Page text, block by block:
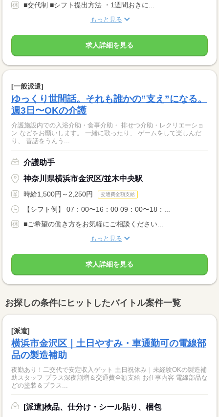
■交代制 ■シフト提出方法 ・1週間おきに...
もっと見る
求人詳細を見る
[一般派遣]
ゆっくり世間話。それも誰かの”支え”になる。
週3日〜OKの介護
介護施設内での入浴介助・食事介助・ 排せつ介助・レクリエーショ
ン などをお願いします。 一緒に歌ったり、 ゲームをして楽しんだ
り、 昔話をうんう...
介護助手
神奈川県横浜市金沢区/並木中央駅
時給1,500円～2,250円 交通費全額支給
【シフト例】 07：00〜16：00 09：00〜18：...
■ご希望の働き方をお気軽にご相談ください...
もっと見る
求人詳細を見る
お探しの条件にヒットしたバイトル案件一覧
[派遣]
横浜市金沢区｜土日やすみ・車通勤可の電線部
品の製造補助
夜勤あり！二交代で安定収入ゲット 土日祝休み｜未経験OKの製造補
助スタッフ プラス深夜割増＆交通費全額支給 お仕事内容 電線部品な
どの塗装＆プラス...
[派遣]検品、仕分け・シール貼り、梱包